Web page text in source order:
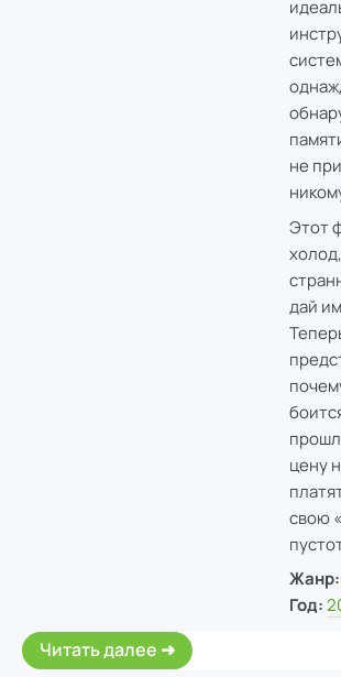
не
Этот
дай
цену
свою
Жанр:
Год:
Читать далее